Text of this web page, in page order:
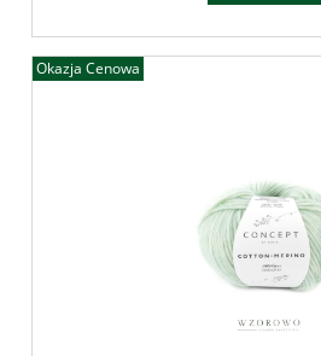
Okazja Cenowa